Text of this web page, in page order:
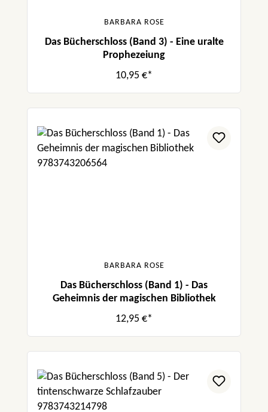
BARBARA ROSE
Das Bücherschloss (Band 3) - Eine uralte
Prophezeiung
10,95 €*
BARBARA ROSE
Das Bücherschloss (Band 1) - Das
Geheimnis der magischen Bibliothek
12,95 €*